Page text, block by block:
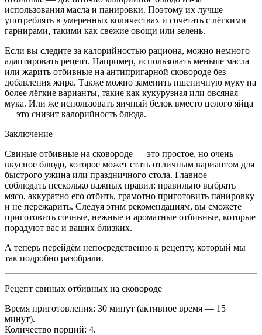
использования масла и панировки. Поэтому их лучше
употреблять в умеренных количествах и сочетать с лёгкими
гарнирами, такими как свежие овощи или зелень.
Если вы следите за калорийностью рациона, можно немного
адаптировать рецепт. Например, использовать меньше масла
или жарить отбивные на антипригарной сковороде без
добавления жира. Также можно заменить пшеничную муку на
более лёгкие варианты, такие как кукурузная или овсяная
мука. Или же использовать яичный белок вместо целого яйца
— это снизит калорийность блюда.
Заключение
Свиные отбивные на сковороде — это простое, но очень
вкусное блюдо, которое может стать отличным вариантом для
быстрого ужина или праздничного стола. Главное —
соблюдать несколько важных правил: правильно выбрать
мясо, аккуратно его отбить, грамотно приготовить панировку
и не пережарить. Следуя этим рекомендациям, вы сможете
приготовить сочные, нежные и ароматные отбивные, которые
порадуют вас и ваших близких.
А теперь перейдём непосредственно к рецепту, который мы
так подробно разобрали.
Рецепт свиных отбивных на сковороде
Время приготовления: 30 минут (активное время — 15
минут).
Количество порций: 4.